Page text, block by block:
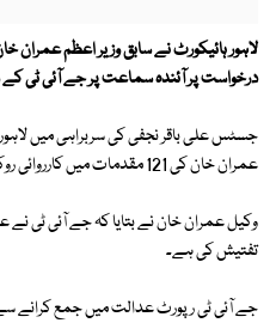
درخواست پر آئندہ سماعت پر جے آئی ٹی کے
جسٹس علی باقر نجفی کی سربراہی میں لاہور
عمران خان کی 121 مقدمات میں کارروائی روکنے کی درخواست پر سماعت کی۔
وکیل عمران خان نے بتایا کہ جے آئی ٹی
تفتیش کی ہے۔
جے آئی ٹی رپورٹ عدالت میں جمع کرانے